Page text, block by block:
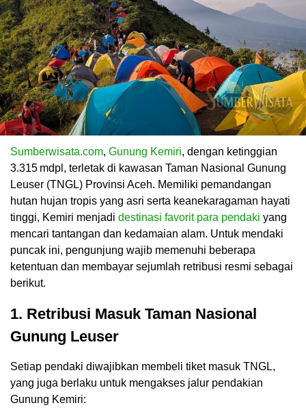
Sumberwisata.com, Gunung Kemiri, dengan ketinggian
3.315 mdpl, terletak di kawasan Taman Nasional Gunung
Leuser (TNGL) Provinsi Aceh. Memiliki pemandangan
hutan hujan tropis yang asri serta keanekaragaman hayati
tinggi, Kemiri menjadi destinasi favorit para pendaki yang
mencari tantangan dan kedamaian alam. Untuk mendaki
puncak ini, pengunjung wajib memenuhi beberapa
ketentuan dan membayar sejumlah retribusi resmi sebagai
berikut.
1. Retribusi Masuk Taman Nasional
Gunung Leuser
Setiap pendaki diwajibkan membeli tiket masuk TNGL,
yang juga berlaku untuk mengakses jalur pendakian
Gunung Kemiri: